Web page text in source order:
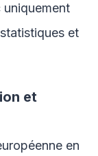
et
et
en